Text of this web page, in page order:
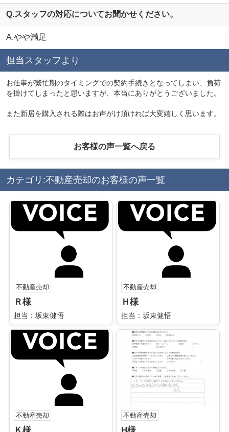
Q.スタッフの対応についてお聞かせください。
A.やや満足
担当スタッフより
お仕事が繁忙期のタイミングでの契約手続きとなってしまい、負荷
を掛けてしまったと思いますが、本当にありがとうございました。
また新居を購入される際はお声がけ頂ければ大変嬉しく思います。
お客様の声一覧へ戻る
カテゴリ:不動産売却のお客様の声一覧
不動産売却
Ｒ様
担当：坂東健悟
不動産売却
Ｈ様
担当：坂東健悟
不動産売却 不動産売却